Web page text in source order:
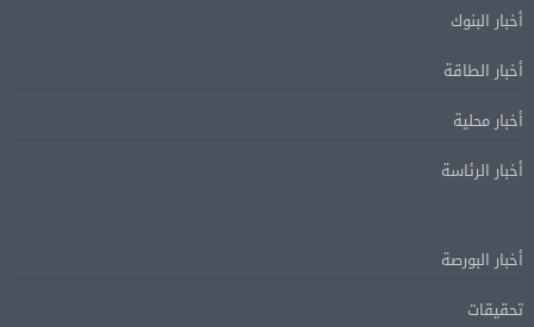
أخبار البنوك
أخبار الطاقة
أخبار محلية
أخبار الرئاسة
أخبار البورصة
تحقيقات